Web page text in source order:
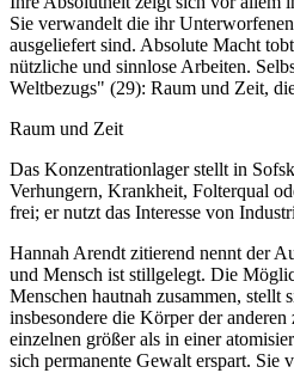
Sie verwandelt die ihr
ausgeliefert sind. Absolute Macht
nützliche und sinnlose Arbeiten.
Weltbezugs" (29): Raum und Zeit,
Raum und Zeit
Das Konzentrationlager stellt in
Verhungern, Krankheit, Folterqual
frei; er nutzt das Interesse von
Hannah Arendt zitierend nennt der
und Mensch ist stillgelegt. Die
Menschen hautnah zusammen,
insbesondere die Körper der
einzelnen größer als in einer
sich permanente Gewalt erspart.